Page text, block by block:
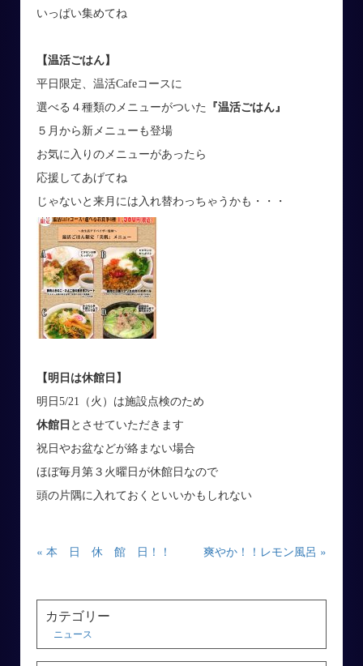
いっぱい集めてね
【温活ごはん】
平日限定、温活Cafeコースに
選べる４種類のメニューがついた
『温活ごはん』
５月から新メニューも登場
お気に入りのメニューがあったら
応援してあげてね
じゃないと来月には入れ替わっちゃうかも・・・
【明日は休館日】
明日5/21（火）は施設点検のため
休館日 とさせていただきます
祝日やお盆などが絡まない場合
ほぼ毎月第３火曜日が休館日なので
頭の片隅に入れておくといいかもしれない
« 本 日 休 館 日！！ 爽やか！！レモン風呂 »
カテゴリー
ニュース